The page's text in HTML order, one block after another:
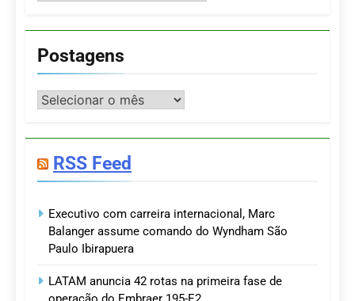
Postagens
Postagens
RSS Feed
Executivo com carreira internacional, Marc
Balanger assume comando do Wyndham São
Paulo Ibirapuera
LATAM anuncia 42 rotas na primeira fase de